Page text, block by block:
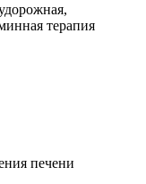
терапия
печени